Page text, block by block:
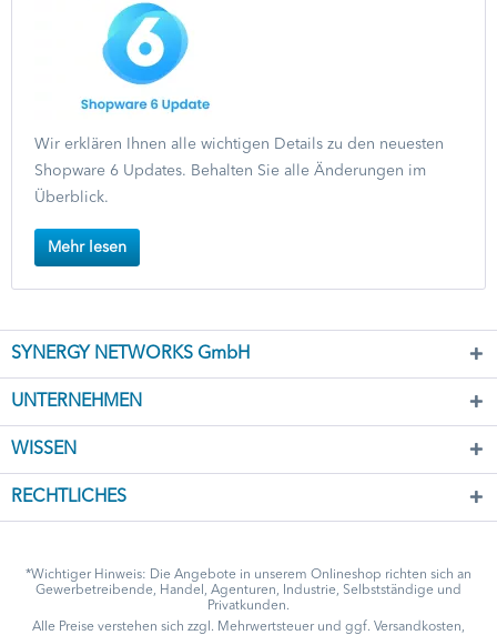
Wir erklären Ihnen alle wichtigen Details zu den neuesten
Shopware 6 Updates. Behalten Sie alle Änderungen im
Überblick.
Mehr lesen
SYNERGY NETWORKS GmbH
UNTERNEHMEN
WISSEN
RECHTLICHES
*Wichtiger Hinweis: Die Angebote in unserem Onlineshop richten sich an
Gewerbetreibende, Handel, Agenturen, Industrie, Selbstständige und
Privatkunden.
Alle Preise verstehen sich zzgl. Mehrwertsteuer und ggf. Versandkosten,